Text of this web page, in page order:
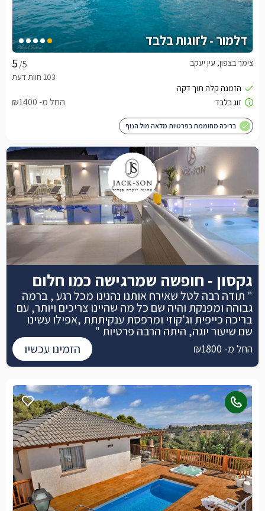
דלמור - לזוגות בלבד
/5 צימר בצפון, עין יעקב
החל מ- ₪1400
בריכה מחוממת בפרטיות מלאה מול הנוף
גקסון - חופשה שמרגישה כמו חלום
" תודה רבה לטל שאירח אותנו נהנינו מכל רגע , ברמה
גבוהה ומפנקת והיה שם כל מה שהיינו צריכים ויותר, עם
בריכה כייפית וג'קוזי ומרפסת ענקיתתת ,אפילו עשינו
שם שיעור יוגה, היתה הרבה פרטיות "
החל מ- ₪1800 הזמינו עכשיו